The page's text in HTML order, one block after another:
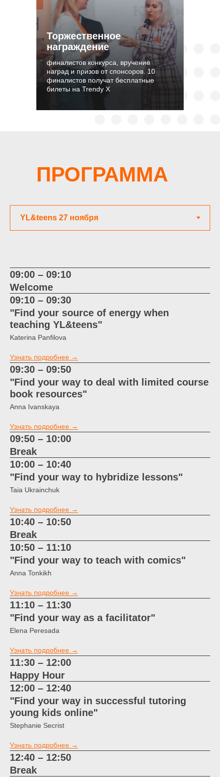
Торжественное
награждение
финалистов конкурса, вручение
наград и призов от спонсоров. 10
финалистов получат бесплатные
билеты на Trendy X
ПРОГРАММА
09:00 – 09:10
Welcome
09:10 – 09:30
"Find your source of energy when
teaching YL&teens"
Katerina Panfilova
Узнать подробнее →
09:30 – 09:50
"Find your way to deal with limited course
book resources"
Anna Ivanskaya
Узнать подробнее →
09:50 – 10:00
Break
10:00 – 10:40
"Find your way to hybridize lessons"
Taia Ukrainchuk
Узнать подробнее →
10:40 – 10:50
Break
10:50 – 11:10
"Find your way to teach with comics"
Anna Tonkikh
Узнать подробнее →
11:10 – 11:30
"Find your way as a facilitator"
Elena Peresada
Узнать подробнее →
11:30 – 12:00
Happy Hour
12:00 – 12:40
"Find your way in successful tutoring
young kids online"
Stephanie Secrist
Узнать подробнее →
12:40 – 12:50
Break